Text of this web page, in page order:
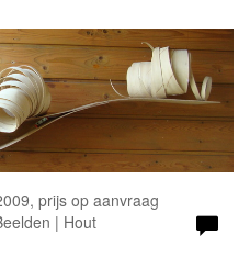
prijs op aanvraag
| Hout